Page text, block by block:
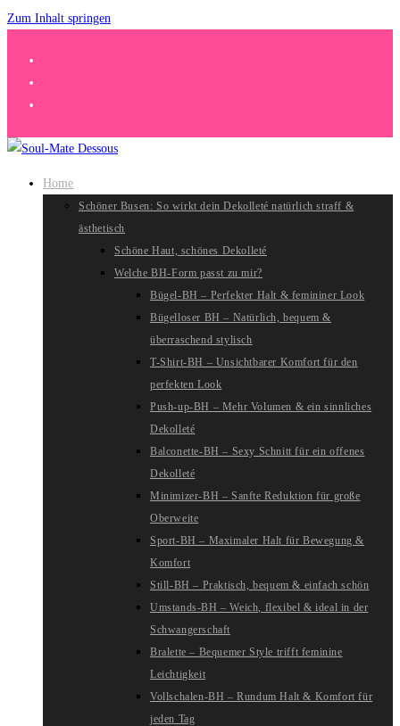
Zum Inhalt springen
Home
Schöner Busen: So wirkt dein Dekolleté natürlich straff &
ästhetisch
Schöne Haut, schönes Dekolleté
Welche BH-Form passt zu mir?
Bügel-BH – Perfekter Halt & femininer Look
Bügelloser BH – Natürlich, bequem &
überraschend stylisch
T-Shirt-BH – Unsichtbarer Komfort für den
perfekten Look
Push-up-BH – Mehr Volumen & ein sinnliches
Dekolleté
Balconette-BH – Sexy Schnitt für ein offenes
Dekolleté
Minimizer-BH – Sanfte Reduktion für große
Oberweite
Sport-BH – Maximaler Halt für Bewegung &
Komfort
Still-BH – Praktisch, bequem & einfach schön
Umstands-BH – Weich, flexibel & ideal in der
Schwangerschaft
Bralette – Bequemer Style trifft feminine
Leichtigkeit
Vollschalen-BH – Rundum Halt & Komfort für
jeden Tag